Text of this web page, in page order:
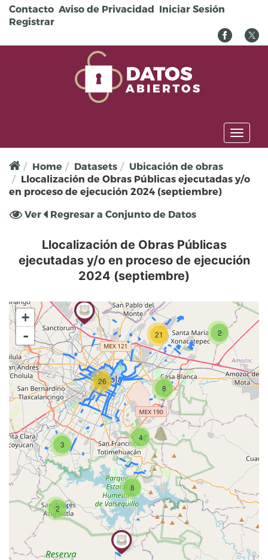
Pasar al contenido principal
Contacto Aviso de Privacidad Iniciar Sesión
Registrar
Toggle
Home
Datasets
Ubicación de obras
Llocalización de Obras Públicas ejecutadas y/o
en proceso de ejecución 2024 (septiembre)
Solapas principales
Ver (solapa
Regresar a Conjunto de Datos
Llocalización de Obras Públicas
ejecutadas y/o en proceso de ejecución
2024 (septiembre)
2
4
8
3
21
26
2
8
+
-